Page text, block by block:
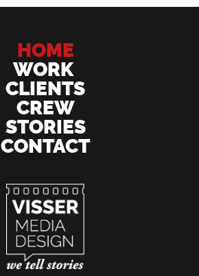
HOME
WORK
CLIENTS
CREW
STORIES
CONTACT